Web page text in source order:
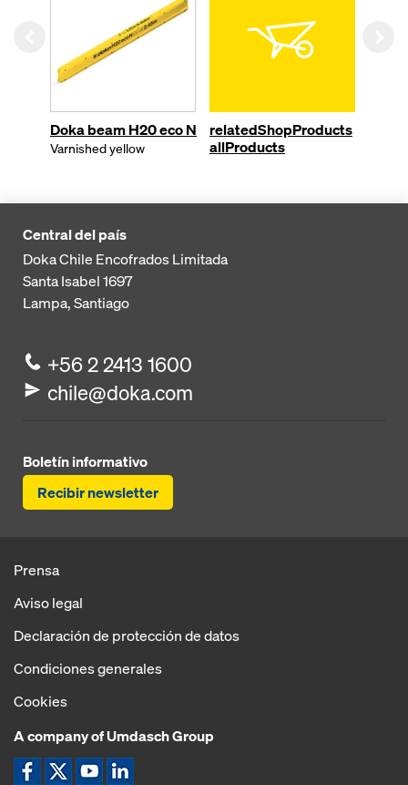
Doka beam H20 eco N
Varnished yellow
relatedShopProducts
allProducts
Central del país
Doka Chile Encofrados Limitada
Santa Isabel 1697
Lampa, Santiago
+56 2 2413 1600
chile@doka.com
Boletín informativo
Recibir newsletter
Prensa
Aviso legal
Declaración de protección de datos
Condiciones generales
Cookies
A company of Umdasch Group